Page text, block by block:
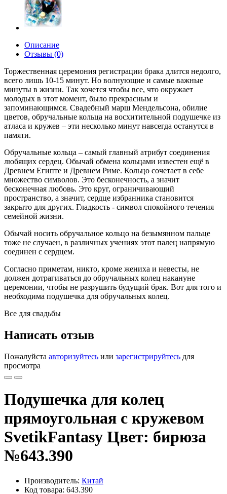
Описание
Отзывы (0)
Торжественная церемония регистрации брака длится недолго,
всего лишь 10-15 минут. Но волнующие и самые важные
минуты в жизни. Так хочется чтобы все, что окружает
молодых в этот момент, было прекрасным и
запоминающимся. Свадебный марш Мендельсона, обилие
цветов, обручальные кольца на восхитительной подушечке из
атласа и кружев – эти несколько минут навсегда останутся в
памяти.
Обручальные кольца – самый главный атрибут соединения
любящих сердец. Обычай обмена кольцами известен ещё в
Древнем Египте и Древнем Риме. Кольцо сочетает в себе
множество символов. Это бесконечность, а значит
бесконечная любовь. Это круг, ограничивающий
пространство, а значит, сердце избранника становится
закрыто для других. Гладкость - символ спокойного течения
семейной жизни.
Обычай носить обручальное кольцо на безымянном пальце
тоже не случаен, в различных учениях этот палец напрямую
соединен с сердцем.
Согласно приметам, никто, кроме жениха и невесты, не
должен дотрагиваться до обручальных колец накануне
церемонии, чтобы не разрушить будущий брак. Вот для того и
необходима подушечка для обручальных колец.
Все для свадьбы
Написать отзыв
Пожалуйста авторизуйтесь или зарегистрируйтесь для
просмотра
Подушечка для колец
прямоугольная с кружевом
SvetikFantasy Цвет: бирюза
№643.390
Производитель: Китай
Код товара: 643.390